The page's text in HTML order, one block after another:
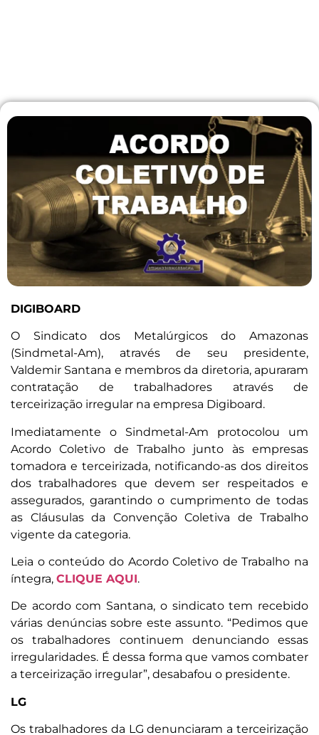
DIGIBOARD
O Sindicato dos Metalúrgicos do Amazonas
(Sindmetal-Am), através de seu presidente,
Valdemir Santana e membros da diretoria, apuraram
contratação de trabalhadores através de
terceirização irregular na empresa Digiboard.
Imediatamente o Sindmetal-Am protocolou um
Acordo Coletivo de Trabalho junto às empresas
tomadora e terceirizada, notificando-as dos direitos
dos trabalhadores que devem ser respeitados e
assegurados, garantindo o cumprimento de todas
as Cláusulas da Convenção Coletiva de Trabalho
vigente da categoria.
Leia o conteúdo do Acordo Coletivo de Trabalho na
íntegra, CLIQUE AQUI.
De acordo com Santana, o sindicato tem recebido
várias denúncias sobre este assunto. “Pedimos que
os trabalhadores continuem denunciando essas
irregularidades. É dessa forma que vamos combater
a terceirização irregular”, desabafou o presidente.
LG
Os trabalhadores da LG denunciaram a terceirização